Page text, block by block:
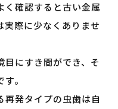
く確認すると古い金属
実際に少なくありませ
にすき間ができ、そ
。
再発タイプの虫歯は自